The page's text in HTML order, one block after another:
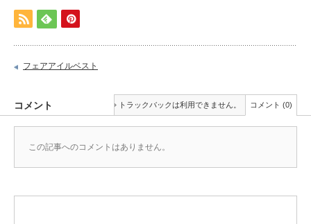
フェアアイルベスト
コメント トラックバックは利用できません。 コメント (0)
この記事へのコメントはありません。